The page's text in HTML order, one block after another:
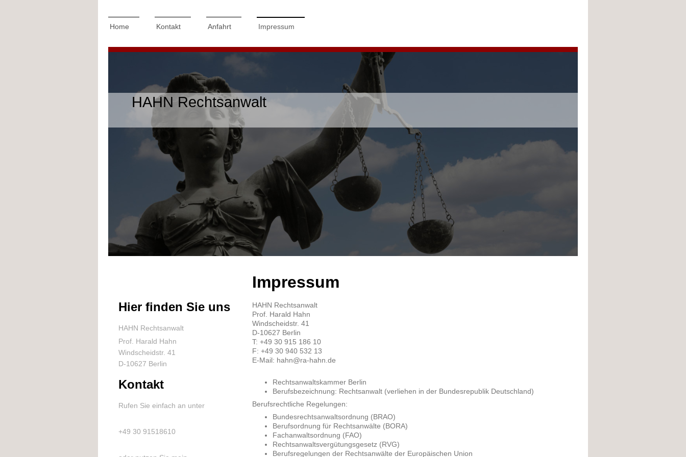
Home Kontakt Anfahrt Impressum
HAHN Rechtsanwalt
Impressum
HAHN Rechtsanwalt
Prof. Harald Hahn
Windscheidstr. 41
D-10627 Berlin
T: +49 30 915 186 10
F: +49 30 940 532 13
E-Mail: hahn@ra-hahn.de
Rechtsanwaltskammer Berlin
Berufsbezeichnung: Rechtsanwalt (verliehen in der Bundesrepublik Deutschland)
Berufsrechtliche Regelungen:
Bundesrechtsanwaltsordnung (BRAO)
Berufsordnung für Rechtsanwälte (BORA)
Fachanwaltsordnung (FAO)
Rechtsanwaltsvergütungsgesetz (RVG)
Berufsregelungen der Rechtsanwälte der Europäischen Union
Hier finden Sie uns
HAHN Rechtsanwalt
Prof. Harald Hahn
Windscheidstr. 41
D-10627 Berlin
Kontakt
Rufen Sie einfach an unter
+49 30 91518610